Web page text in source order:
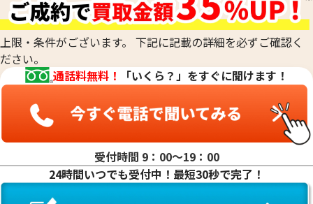
18金 (K18) 喜平リング
18金 (K18) 喜平リ
3.2g
18金(K18)の買取
14金（K14）の買取
12金（K12）の買取
10金（K10）の買取
9金（K9）の買取
上限・条件がございます。 下記に記載の詳細を必ずご確認く
ださい。
通話料無料！
「いくら？」をすぐに聞けます！
受付時間 9：00〜19：00
24時間いつでも受付中！最短30秒で完了！